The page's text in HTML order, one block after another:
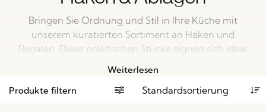
Bringen Sie Ordnung und Stil in Ihre Küche mit
unserem kuratierten Sortiment an Haken und
Regalen. Diese praktischen Stücke eignen sich ideal
Keramik oder zur Aufbewahrung von
Alltagsgegenständen und verleihen sowohl Struktur
als auch Charme. Mit einem nordischen Touch
Weiterlesen
Produkte filtern